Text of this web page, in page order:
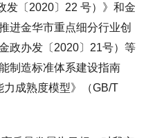
发〔2020〕22 号）》和金
进金华市重点细分行业创
政办发〔2020〕21号）等
制造标准体系建设指南
力成熟度模型》（GB/T